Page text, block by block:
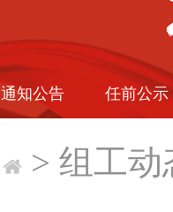
通知公告 任前公示
> 组工动